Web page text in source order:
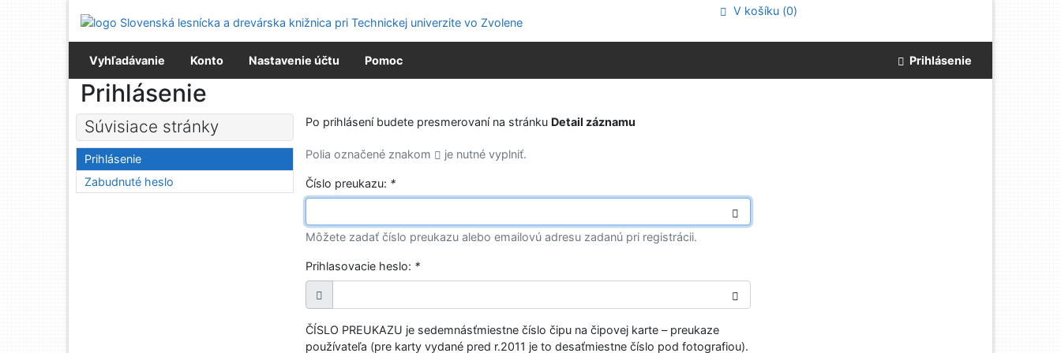
Prejsť na menu
Prehlásenie o webovej prístupnosti
V košíku (0)
Vyhľadávanie Konto Nastavenie účtu Pomoc Prihlásenie
Prihlásenie
Po prihlásení budete presmerovaní na stránku Detail záznamu
Polia označené znakom je nutné vyplniť.
Číslo preukazu: *
Môžete zadať číslo preukazu alebo emailovú adresu zadanú pri registrácii.
Prihlasovacie heslo: *
ČÍSLO PREUKAZU je sedemnásťmiestne číslo čipu na čipovej karte – preukaze
používateľa (pre karty vydané pred r.2011 je to desaťmiestne číslo pod fotografiou).
Súvisiace stránky
Prihlásenie
Zabudnuté heslo